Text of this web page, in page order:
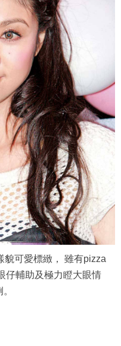
貌可愛標緻， 雖有pizza
仔輔助及極力瞪大眼情